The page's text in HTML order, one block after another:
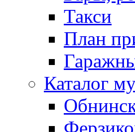
Такси
План
Каталог